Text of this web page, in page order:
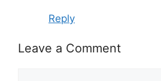
Reply
Leave a Comment